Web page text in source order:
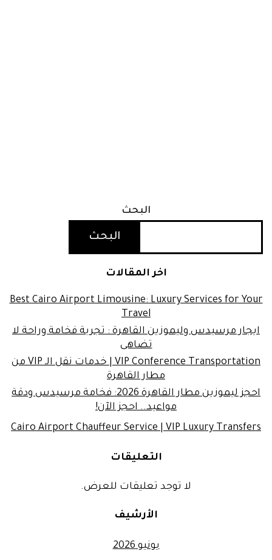
البحث
البحث
اخر المقالات
Best Cairo Airport Limousine: Luxury Services for Your
Travel
ايجار مرسيدس وليموزين القاهرة : تجربة فخامة وراحة لا
تضاهى
VIP Conference Transportation | خدمات نقل الـ VIP من
مطار القاهرة
احجز ليموزين مطار القاهرة 2026: فخامة مرسيدس ودقة
مواعيد.. احجز الآن!
Cairo Airport Chauffeur Service | VIP Luxury Transfers
التعليقات
لا توجد تعليقات للعرض.
الأرشيف
يونيو 2026